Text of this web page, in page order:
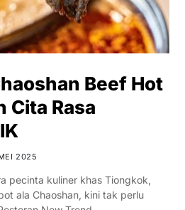
Beef Hot
Cita Rasa
2025
pecinta kuliner khas Tiongkok,
ala Chaoshan, kini tak perlu